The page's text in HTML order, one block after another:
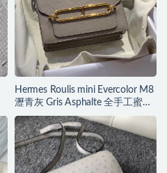
Hermes Roulis mini Evercolor M8
瀝青灰 Gris Asphalte 全手工蜜蠟
線縫製